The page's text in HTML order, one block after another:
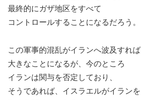
最終的にガザ地区をすべて
コントロールすることになるだろう。
この軍事的混乱がイランへ波及すれば
大きなことになるが、今のところ
イランは関与を否定しており、
そうであれば、イスラエルがイランを